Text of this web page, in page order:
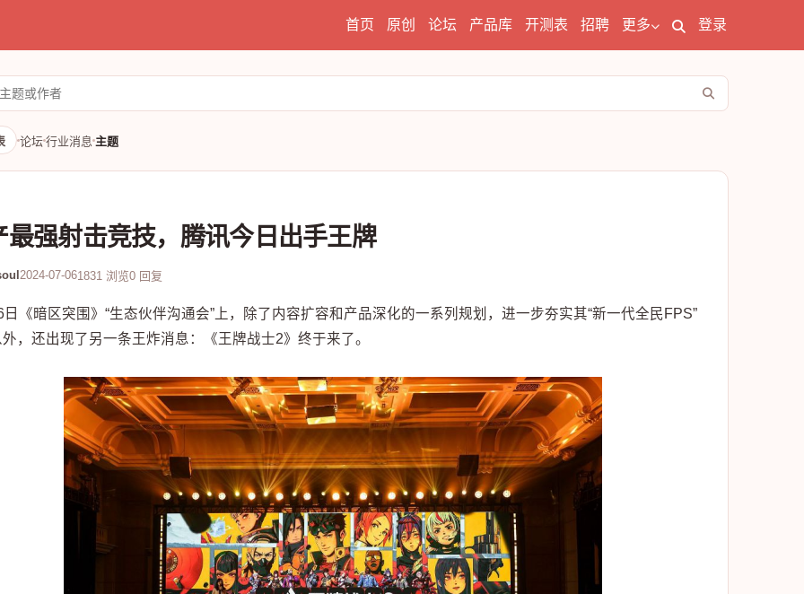
首页 原创 论坛 产品库 开测表 招聘 更多 登录
论坛 行业消息 主题
最强射击竞技，腾讯今日出手王牌
2024-07-061831 浏览0 回复
日《暗区突围》“生态伙伴沟通会”上，除了内容扩容和产品深化的一系列规划，进一步夯实其“新一代全民FPS”
，还出现了另一条王炸消息：《王牌战士2》终于来了。